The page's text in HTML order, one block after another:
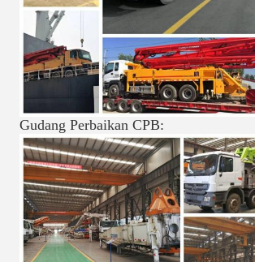
Gudang Perbaikan CPB: